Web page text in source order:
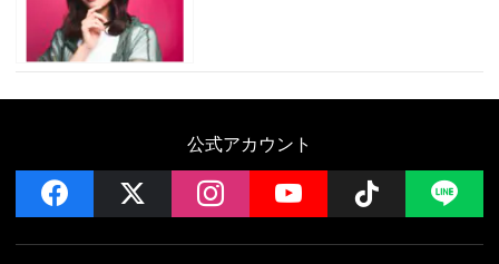
公式アカウント
facebook instagramYouTube Follow